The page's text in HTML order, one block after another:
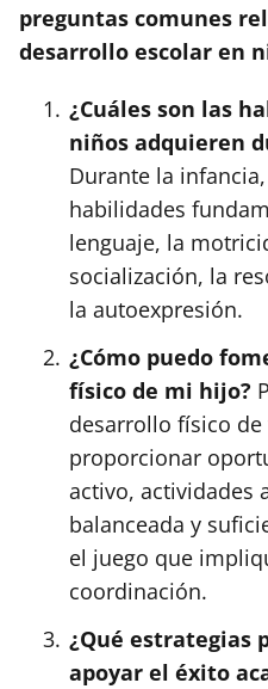
preguntas comunes
desarrollo escolar en
¿Cuáles son las
niños adquieren
Durante la
habilidades
lenguaje, la
socialización, la
la autoexpresión.
¿Cómo puedo
físico de mi hijo?
desarrollo físico
proporcionar
activo, actividades
balanceada y
el juego que
coordinación.
¿Qué estrategias
apoyar el éxito